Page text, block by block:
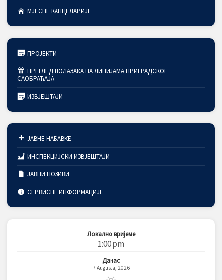
МЈЕСНЕ КАНЦЕЛАРИЈЕ
ПРОЈЕКТИ
ПРЕГЛЕД ПОЛАЗАКА НА ЛИНИЈАМА ПРИГРАДСКОГ
САОБРАЋАЈА
ИЗВЈЕШТАЈИ
ЈАВНЕ НАБАВКЕ
ИНСПЕКЦИЈСКИ ИЗВЈЕШТАЈИ
ЈАВНИ ПОЗИВИ
СЕРВИСНЕ ИНФОРМАЦИЈЕ
Локално вријеме
1:00 pm
Данас
7 Augusta, 2026